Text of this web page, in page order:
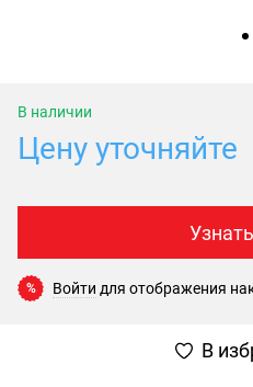
В наличии
Цену уточняйте
% Войти для отображения
В